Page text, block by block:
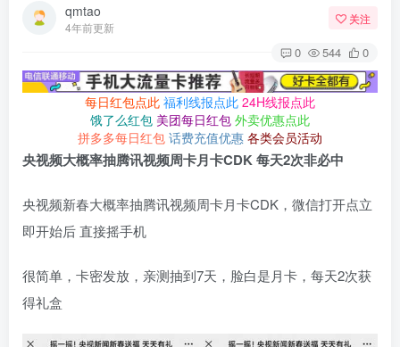
qmtao
4年前更新
关注
0 544 0
每日红包点此 福利线报点此 24H线报点此
饿了么红包 美团每日红包 外卖优惠点此
拼多多每日红包 话费充值优惠 各类会员活动
央视频大概率抽腾讯视频周卡月卡CDK 每天2次非必中
央视频新春大概率抽腾讯视频周卡月卡CDK，微信打开点立
即开始后 直接摇手机
很简单，卡密发放，亲测抽到7天，脸白是月卡，每天2次获
得礼盒